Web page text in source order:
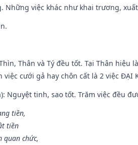
Những việc khác như khai trương,
Thân và Tý đều tốt. Tại Thân
cưới gả hay chôn cất là 2 việc ĐẠI
Nguyệt tinh, sao tốt. Trăm việc đều
tiền,
tiền
chức,